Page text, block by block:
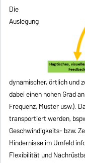
Die
Auslegung
dynamischer, örtlich und
dabei einen hohen Grad
Frequenz, Muster usw.).
transportiert werden,
Geschwindigkeits- bzw.
Hindernisse im Umfeld
Flexibilität und